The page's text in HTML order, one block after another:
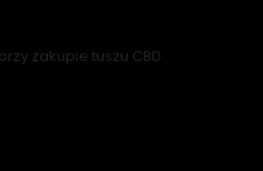
zakupie tuszu CBD